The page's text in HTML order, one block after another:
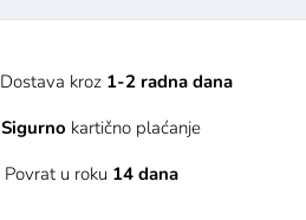
Dostava kroz 1-2 radna dana
Sigurno kartično plaćanje
Povrat u roku 14 dana